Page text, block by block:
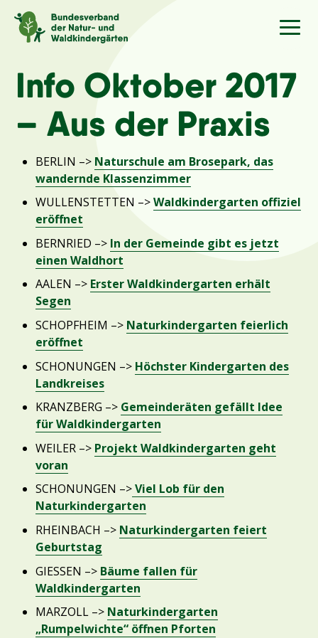
Sprache/Language
Aktuelles
Über uns
Kindergärten
Angebote
Kontakt
Info Oktober 2017
– Aus der Praxis
BERLIN –> Naturschule am Brosepark, das
wandernde Klassenzimmer
WULLENSTETTEN –>Waldkindergarten offiziel
eröffnet
BERNRIED –> In der Gemeinde gibt es jetzt
einen Waldhort
AALEN –> Erster Waldkindergarten erhält
Segen
SCHOPFHEIM –> Naturkindergarten feierlich
eröffnet
SCHONUNGEN –> Höchster Kindergarten des
Landkreises
KRANZBERG –> Gemeinderäten gefällt Idee
für Waldkindergarten
WEILER –> Projekt Waldkindergarten geht
voran
SCHONUNGEN –>Viel Lob für den
Naturkindergarten
RHEINBACH –> Naturkindergarten feiert
Geburtstag
GIESSEN –> Bäume fallen für
Waldkindergarten
MARZOLL –> Naturkindergarten
„Rumpelwichte“ öffnen Pforten